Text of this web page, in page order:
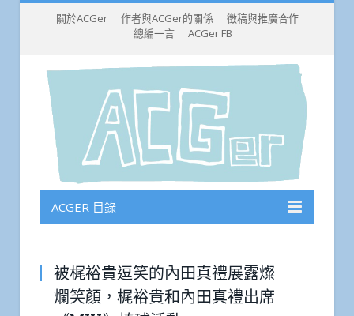
關於ACGer 作者與ACGer的關係
徵稿與推廣合作
總編一言
ACGer FB
ACGER 目錄
被梶裕貴逗笑的內田真禮展露燦
爛笑顏，梶裕貴和內田真禮出席